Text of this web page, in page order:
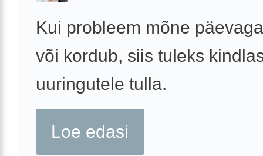
Kui probleem mõne
või kordub, siis tuleks
uuringutele tulla.
Loe edasi